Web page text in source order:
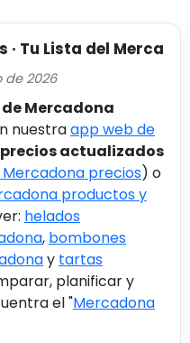
Tu Lista del Merca
de 2026
Mercadona
nuestraapp web de
precios actualizados
precios) o
productos y
helados
, bombones
y tartas
planificar y
el "Mercadona